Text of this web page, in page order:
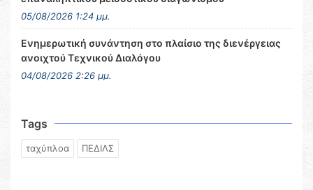
05/08/2026 1:24 μμ.
Ενημερωτική συνάντηση στο πλαίσιο της διενέργειας
ανοιχτού Τεχνικού Διαλόγου
04/08/2026 2:26 μμ.
Tags
ταχύπλοα ΠΕΔΙΛΣ